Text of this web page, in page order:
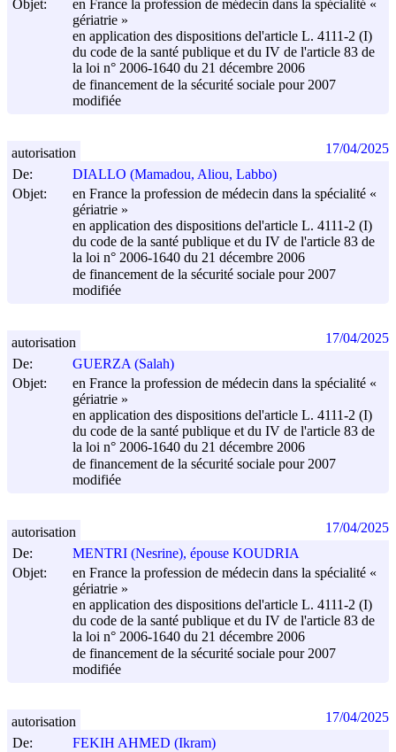
Objet:
en France la profession de médecin dans la spécialité «
gériatrie »
en application des dispositions del'article L. 4111-2 (I)
du code de la santé publique et du IV de l'article 83 de
la loi n° 2006-1640 du 21 décembre 2006
de financement de la sécurité sociale pour 2007
modifiée
De:
DIALLO (Mamadou, Aliou, Labbo)
Objet:
en France la profession de médecin dans la spécialité «
gériatrie »
en application des dispositions del'article L. 4111-2 (I)
du code de la santé publique et du IV de l'article 83 de
la loi n° 2006-1640 du 21 décembre 2006
de financement de la sécurité sociale pour 2007
modifiée
autorisation 17/04/2025
De:
GUERZA (Salah)
Objet:
en France la profession de médecin dans la spécialité «
gériatrie »
en application des dispositions del'article L. 4111-2 (I)
du code de la santé publique et du IV de l'article 83 de
la loi n° 2006-1640 du 21 décembre 2006
de financement de la sécurité sociale pour 2007
modifiée
autorisation 17/04/2025
De:
MENTRI (Nesrine), épouse KOUDRIA
Objet:
en France la profession de médecin dans la spécialité «
gériatrie »
en application des dispositions del'article L. 4111-2 (I)
du code de la santé publique et du IV de l'article 83 de
la loi n° 2006-1640 du 21 décembre 2006
de financement de la sécurité sociale pour 2007
modifiée
autorisation 17/04/2025
De:
FEKIH AHMED (Ikram)
autorisation 17/04/2025